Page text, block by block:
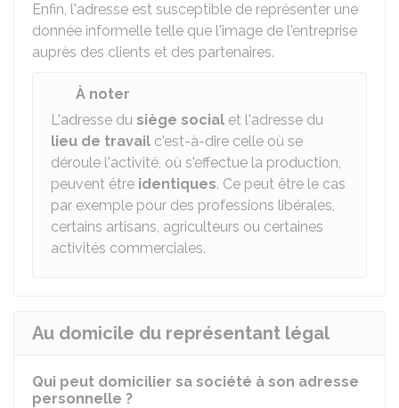
Enfin, l'adresse est susceptible de représenter une
donnée informelle telle que l'image de l'entreprise
auprès des clients et des partenaires.
À noter
L'adresse du siège social et l'adresse du
lieu de travail c'est-à-dire celle où se
déroule l'activité, où s'effectue la production,
peuvent être identiques. Ce peut être le cas
par exemple pour des professions libérales,
certains artisans, agriculteurs ou certaines
activités commerciales.
Au domicile du représentant légal
Qui peut domicilier sa société à son adresse
personnelle ?